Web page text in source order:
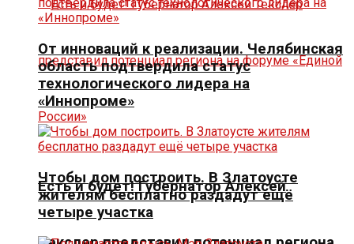
Есть и будет! Губернатор Алексей
От инноваций к реализации. Челябинская
область подтвердила статус
технологического лидера на
«Иннопроме»
Чтобы дом построить. В Златоусте
жителям бесплатно раздадут ещё
четыре участка